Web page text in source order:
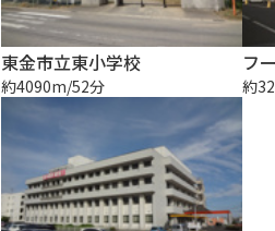
東金市立東小学校
約4090m/52分
フ
約